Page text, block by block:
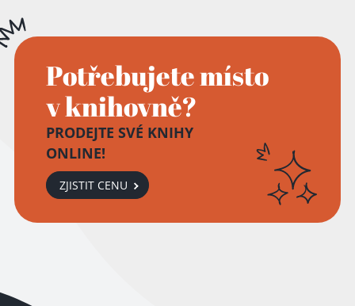
Potřebujete místo
v knihovně?
PRODEJTE SVÉ KNIHY
ONLINE!
ZJISTIT CENU